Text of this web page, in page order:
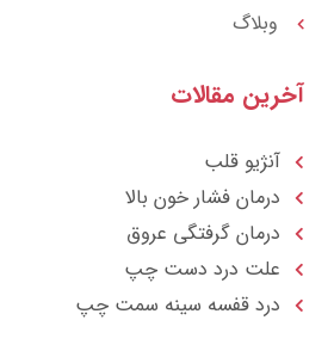
وبلاگ
مقالات
آنژیو قلب
درمان فشار خون بالا
درمان گرفتگی عروق
علت درد دست چپ
درد قفسه سينه سمت چپ